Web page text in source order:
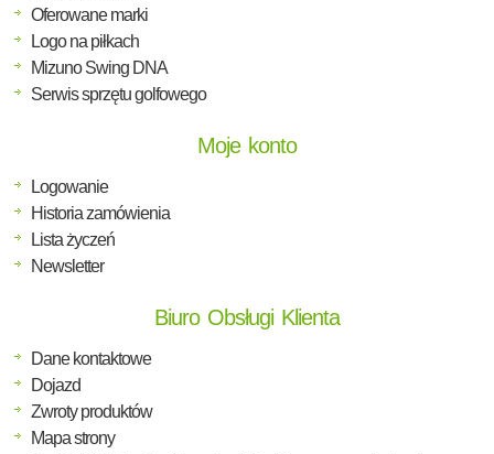
Oferowane marki
Logo na piłkach
Mizuno Swing DNA
Serwis sprzętu golfowego
Moje konto
Logowanie
Historia zamówienia
Lista życzeń
Newsletter
Biuro Obsługi Klienta
Dane kontaktowe
Dojazd
Zwroty produktów
Mapa strony